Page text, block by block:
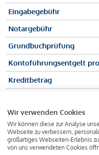
Eingabegebühr
Notargebühr
Grundbuchprüfung
Kontoführungsentgelt
Kreditbetrag
Zu zahlender Gesamtbetrag
Kreditvermittler
Wir verwenden Cookies
Wir können diese zur Analyse
Webseite zu verbessern,
großartiges Webseiten-Erlebnis
von uns verwendeten Cookies